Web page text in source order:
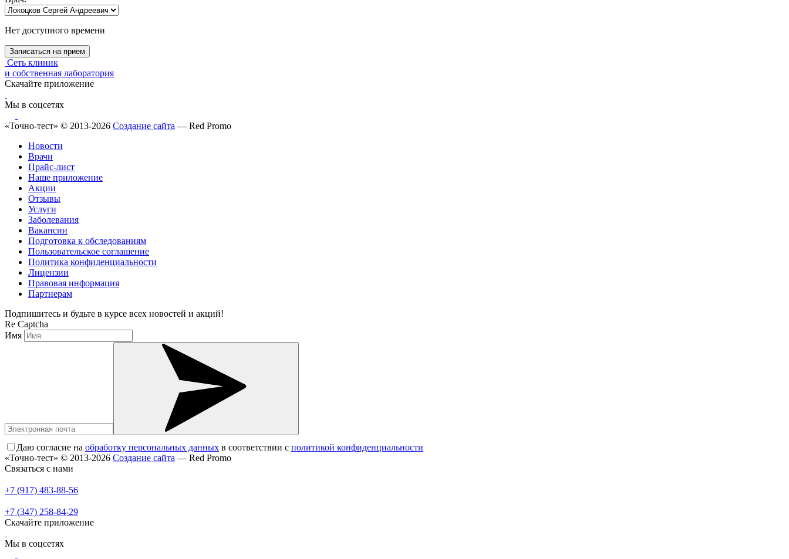
Нет доступного времени
Записаться на прием
Сеть клиник
и собственная лаборатория
Скачайте приложение
Мы в соцсетях
«Точно-тест» © 2013-2026 Создание сайта — Red Promo
Новости
Врачи
Прайс-лист
Наше приложение
Акции
Отзывы
Услуги
Заболевания
Вакансии
Подготовка к обследованиям
Пользовательское соглашение
Политика конфиденциальности
Лицензии
Правовая информация
Партнерам
Подпишитесь и будьте в курсе всех новостей и акций!
Re Captcha
Имя
Даю согласие на обработку персональных данных в соответствии с политикой конфиденциальности
«Точно-тест» © 2013-2026 Создание сайта — Red Promo
Связаться с нами
+7 (917) 483-88-56
+7 (347) 258-84-29
Скачайте приложение
Мы в соцсетях